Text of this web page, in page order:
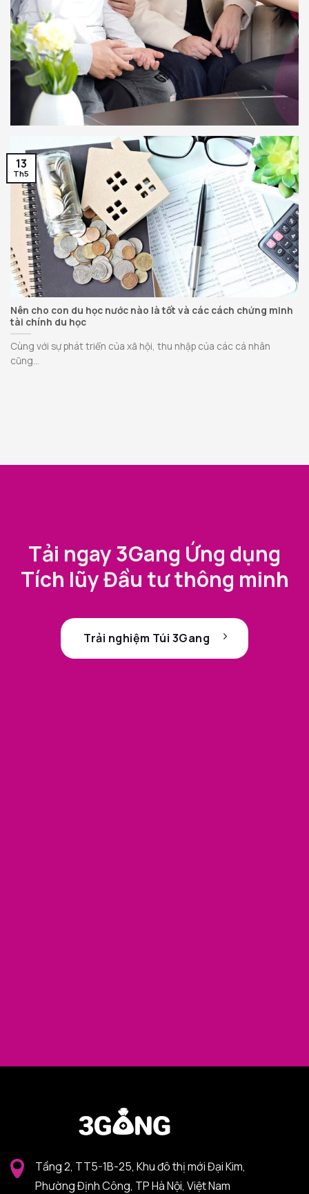
Nên cho con du học nước nào là tốt và các cách chứng minh
tài chính du học
Cùng với sự phát triển của xã hội, thu nhập của các cá nhân
cũng...
13
Th5
Tải ngay 3Gang Ứng dụng
Tích lũy Đầu tư thông minh
Trải nghiệm Túi 3Gang
Tầng 2, TT5-1B-25, Khu đô thị mới Đại Kim,
Phường Định Công, TP Hà Nội, Việt Nam